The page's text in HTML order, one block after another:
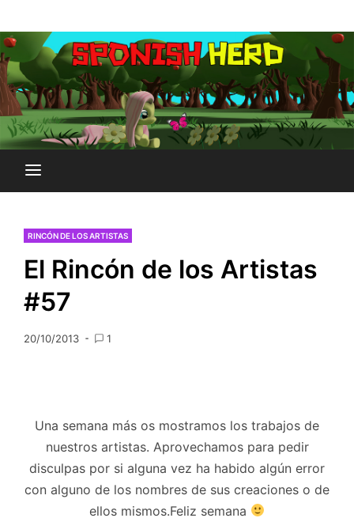
al
contenido
SPONISH HERD
RINCÓN DE LOS ARTISTAS
El Rincón de los Artistas
#57
20/10/2013 1
Una semana más os mostramos los trabajos de
nuestros artistas. Aprovechamos para pedir
disculpas por si alguna vez ha habido algún error
con alguno de los nombres de sus creaciones o de
ellos mismos.Feliz semana